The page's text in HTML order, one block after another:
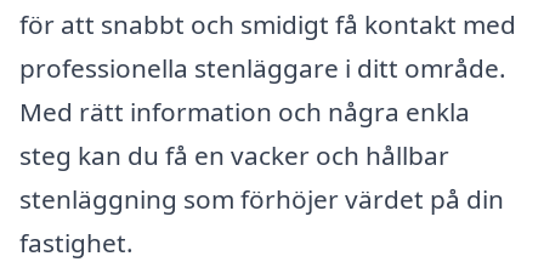
för att snabbt och smidigt få kontakt med
professionella stenläggare i ditt område.
Med rätt information och några enkla
steg kan du få en vacker och hållbar
stenläggning som förhöjer värdet på din
fastighet.